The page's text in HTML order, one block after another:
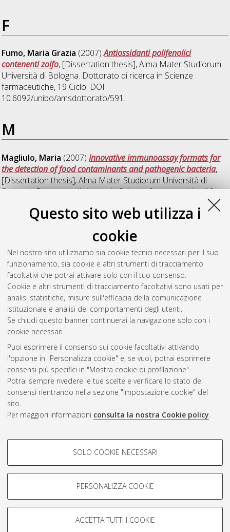
Questo sito web utilizza i
cookie
Nel nostro sito utilizziamo sia cookie tecnici necessari per il suo
funzionamento, sia cookie e altri strumenti di tracciamento
facoltativi che potrai attivare solo con il tuo consenso.
Cookie e altri strumenti di tracciamento facoltativi sono usati per
analisi statistiche, misure sull'efficacia della comunicazione
istituzionale e analisi dei comportamenti degli utenti.
Se chiudi questo banner continuerai la navigazione solo con i
cookie necessari.
Puoi esprimere il consenso sui cookie facoltativi attivando
l'opzione in "Personalizza cookie" e, se vuoi, potrai esprimere
consensi più specifici in "Mostra cookie di profilazione".
Potrai sempre rivedere le tue scelte e verificare lo stato dei
consensi rientrando nella sezione "Impostazione cookie" del
sito.
Per maggiori informazioni consulta la nostra Cookie policy.
COOKIE DI PROFILAZIONE -
Si tratta di cookie utilizzati per analizzare le caratteristiche della
navigazione degli utenti, creare profili in base al loro comportamento
Mostra cookie di profilazione
SOLO COOKIE NECESSARI
PERSONALIZZA COOKIE
ACCETTA TUTTI I COOKIE
F
Fumo, Maria Grazia (2007)Antiossidanti polifenolici
contenenti zolfo, [Dissertation thesis], Alma Mater Studiorum
Università di Bologna. Dottorato di ricerca in Scienze
farmaceutiche, 19 Ciclo. DOI
10.6092/unibo/amsdottorato/591.
M
Magliulo, Maria (2007)Innovative immunoassay formats for
the detection of food contaminants and pathogenic bacteria,
[Dissertation thesis], Alma Mater Studiorum Università di
Bologna. Dottorato di ricerca inScienze farmaceutiche, 19
Masetti, Matteo(2007) Classical molecular dynamics studies
of pharmaceutically relevant biological systems
thesis], Alma Mater Studiorum Università di Bologna.
Dottorato di ricerca inScienze farmaceutiche, 19 Ciclo. DOI
10.6092/unibo/amsdottorato/590.
Questa lista e' stata generata il Thu Aug 6 20:49:11 2026
Atom
Rss 1.0
Rss 2.0
ISSN: 2038-7946
Impostazioni Cookie
Informativa sulla privacy
Condizioni d’uso del sito